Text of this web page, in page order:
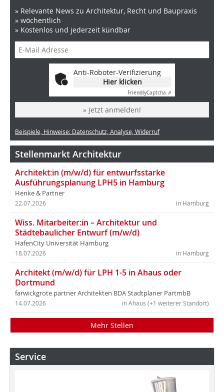
» Relevante News zu Architektur, Recht und Baupraxis
» wöchentlich
» Kostenlos und jederzeit kündbar
Anti-Roboter-Verifizierung
Hier klicken
FriendlyCaptcha ⇗
» Jetzt anmelden!
Beispiele, Hinweise: Datenschutz, Analyse, Widerruf
Stellenmarkt Architektur
Architekt:in (m/w/d) für entwurfsstarke
Ausführungsplanung LPH5 in Hamburg
Henke & Partner
in Hamburg
22.07.2026
Wiss. Mitarbeiter:in – Architektur und
Städtebaulicher Entwurf (m/w/d)
HafenCity Universität Hamburg
in Hamburg
18.07.2026
Architekt (m/w/d) für LPH 1-5 in Ahaus oder
Dortmund
farwickgrote partner Architekten BDA Stadtplaner PartmbB
in Ahaus (+1 weiterer Standort)
14.07.2026
Mehr Stellen
Service